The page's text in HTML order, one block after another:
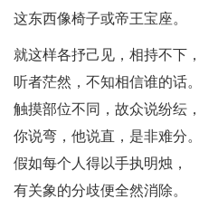
这东西像椅子或帝王宝座。
就这样各抒己见，相持不下，
听者茫然，不知相信谁的话。
触摸部位不同，故众说纷纭，
你说弯，他说直，是非难分。
假如每个人得以手执明烛，
有关象的分歧便全然消除。